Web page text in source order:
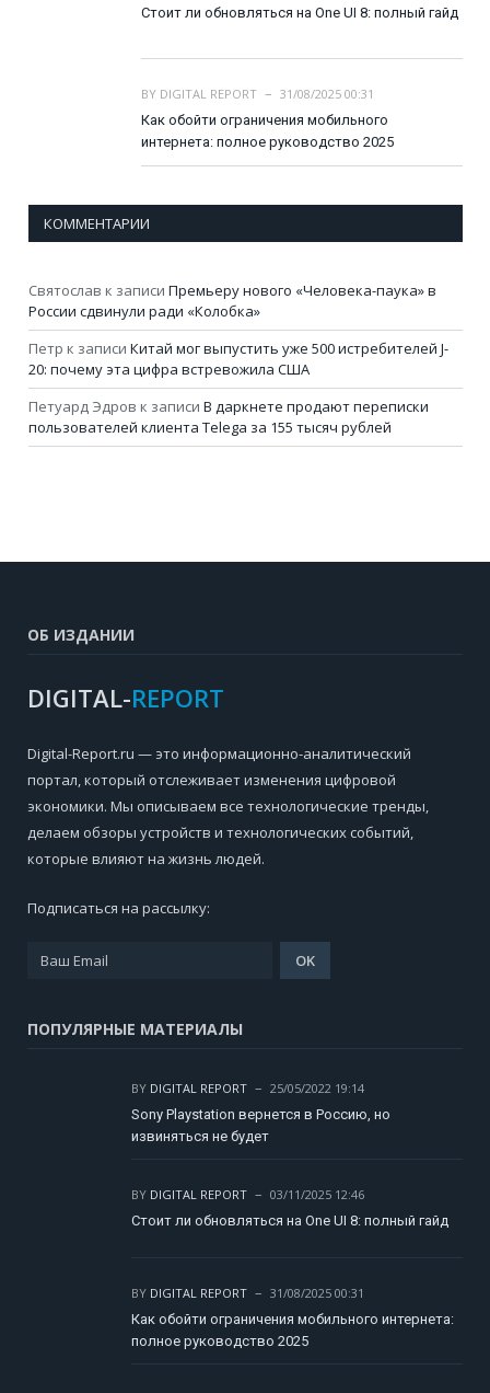
Стоит ли обновляться на One UI 8: полный гайд
BY DIGITAL REPORT
31/08/2025 00:31
Как обойти ограничения мобильного
интернета: полное руководство 2025
КОММЕНТАРИИ
Святослав к записи Премьеру нового «Человека-паука» в
России сдвинули ради «Колобка»
Петр к записи Китай мог выпустить уже 500 истребителей J-
20: почему эта цифра встревожила США
Петуард Эдров к записи В даркнете продают переписки
пользователей клиента Telega за 155 тысяч рублей
ОБ ИЗДАНИИ
DIGITAL-REPORT
Digital-Report.ru — это информационно-аналитический
портал, который отслеживает изменения цифровой
экономики. Мы описываем все технологические тренды,
делаем обзоры устройств и технологических событий,
которые влияют на жизнь людей.
Подписаться на рассылку:
ПОПУЛЯРНЫЕ МАТЕРИАЛЫ
BY DIGITAL REPORT
25/05/2022 19:14
Sony Playstation вернется в Россию, но
извиняться не будет
BY DIGITAL REPORT
03/11/2025 12:46
Стоит ли обновляться на One UI 8: полный гайд
BY DIGITAL REPORT
31/08/2025 00:31
Как обойти ограничения мобильного интернета:
полное руководство 2025